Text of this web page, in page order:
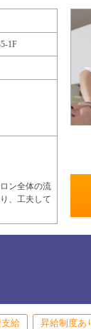
1F
ン全体の流
、工夫して
給 昇給制度あ